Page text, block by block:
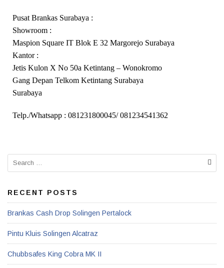
Pusat Brankas Surabaya :
Showroom :
Maspion Square IT Blok E 32 Margorejo Surabaya
Kantor :
Jetis Kulon X No 50a Ketintang – Wonokromo
Gang Depan Telkom Ketintang Surabaya
Surabaya
Telp./Whatsapp : 081231800045/ 081234541362
RECENT POSTS
Brankas Cash Drop Solingen Pertalock
Pintu Kluis Solingen Alcatraz
Chubbsafes King Cobra MK II